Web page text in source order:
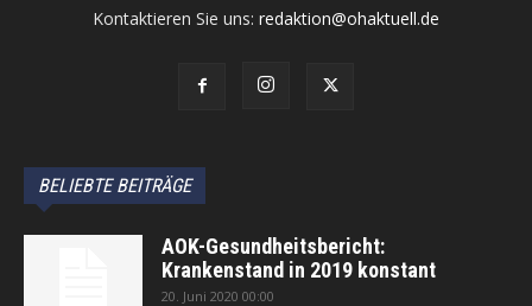
Kontaktieren Sie uns: redaktion@ohaktuell.de
BELIEBTE BEITRÄGE
AOK-Gesundheitsbericht:
Krankenstand in 2019 konstant
20. Juni 2020 00:00